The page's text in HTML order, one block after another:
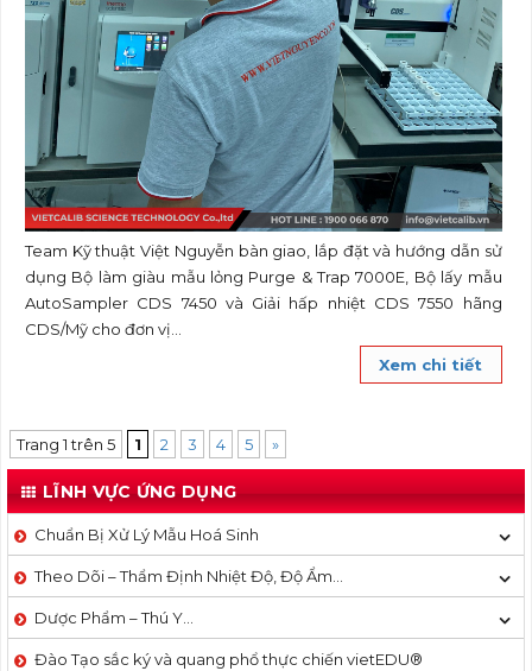
Team Kỹ thuật Việt Nguyễn bàn giao, lắp đặt và hướng dẫn sử
dụng Bộ làm giàu mẫu lỏng Purge & Trap 7000E, Bộ lấy mẫu
AutoSampler CDS 7450 và Giải hấp nhiệt CDS 7550 hãng
CDS/Mỹ cho đơn vị...
Xem chi tiết
Trang 1 trên 5 1 2 3 4 5 »
LĨNH VỰC ỨNG DỤNG
Chuẩn Bị Xử Lý Mẫu Hoá Sinh
Theo Dõi – Thẩm Định Nhiệt Độ, Độ Ẩm…
Dược Phẩm – Thú Y…
Đào Tạo sắc ký và quang phổ thực chiến vietEDU®